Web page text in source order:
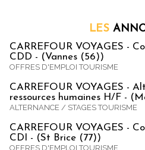
LES
CARREFOUR VOYAGES -
CDD - (Vannes (56))
OFFRES D'EMPLOI TOURISME
CARREFOUR VOYAGES -
ressources humaines H/F -
ALTERNANCE / STAGES TOURISME
CARREFOUR VOYAGES -
CDI - (St Brice (77))
OFFRES D'EMPLOI TOURISME